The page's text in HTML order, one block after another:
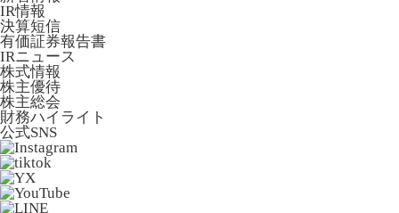
IR情報
決算短信
有価証券報告書
IRニュース
株式情報
株主優待
株主総会
財務ハイライト
公式SNS